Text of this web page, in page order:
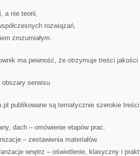
a nie teorii,
rozwiązań,
zrozumiałym.
ma pewność, że otrzymuje treści jakości
obszary serwisu
publikowane są tematycznie szerokie
dach – omówienie etapów prac.
– zestawienia materiałów.
wnętrz – oświetlenie, klasyczny i